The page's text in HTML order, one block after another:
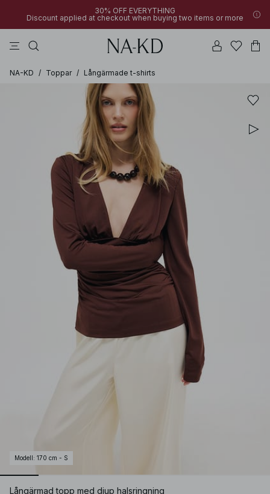
30% OFF EVERYTHING
Discount applied at checkout when buying two items or more
NA-KD / Toppar / Långärmade t-shirts
Modell : 170 cm - S
Långärmad topp med djup halsringning